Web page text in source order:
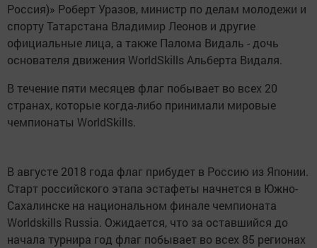
Россия)» Роберт Уразов, министр по делам молодежи и
спорту Татарстана Владимир Леонов и другие
официальные лица, а также Палома Видаль - дочь
основателя движения WorldSkills Альберта Видаля.
В течение пяти месяцев флаг побывает во всех 20
странах, которые когда-либо принимали мировые
чемпионаты WorldSkills.
В августе 2018 года флаг прибудет в Россию из Японии.
Старт российского этапа эстафеты начнется в Южно-
Сахалинске на национальном финале чемпионата
Worldskills Russia. Ожидается, что за оставшийся до
начала турнира год флаг побывает во всех 85 регионах